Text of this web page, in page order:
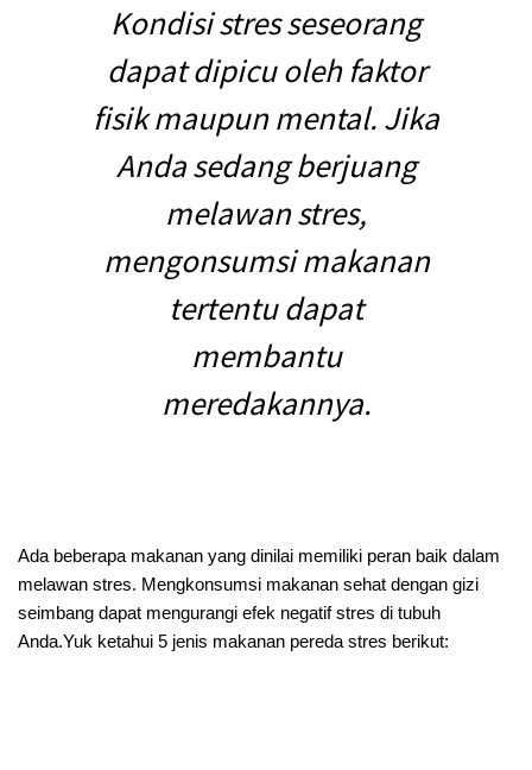
Kondisi stres seseorang
dapat dipicu oleh faktor
fisik maupun mental. Jika
Anda sedang berjuang
melawan stres,
mengonsumsi makanan
tertentu dapat
membantu
meredakannya.
Ada beberapa makanan yang dinilai memiliki peran baik dalam
melawan stres. Mengkonsumsi makanan sehat dengan gizi
seimbang dapat mengurangi efek negatif stres di tubuh
Anda.Yuk ketahui 5 jenis makanan pereda stres berikut: